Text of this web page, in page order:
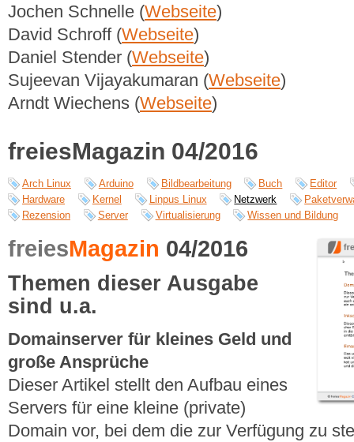
Jochen Schnelle (Webseite)
David Schroff (Webseite)
Daniel Stender (Webseite)
Sujeevan Vijayakumaran (Webseite)
Arndt Wiechens (Webseite)
freiesMagazin 04/2016
Arch Linux Arduino Bildbearbeitung Buch
Editor
Hardware
Kernel Linpus Linux Netzwerk
Rezension
Server Virtualisierung Wissen und Bildung
freiesMagazin 04/2016
Themen dieser Ausgabe
sind u.a.
Domainserver für kleines Geld und
große Ansprüche
Dieser Artikel stellt den Aufbau eines
Servers für eine kleine (private)
Domain vor, bei dem die zur Verfügung zu